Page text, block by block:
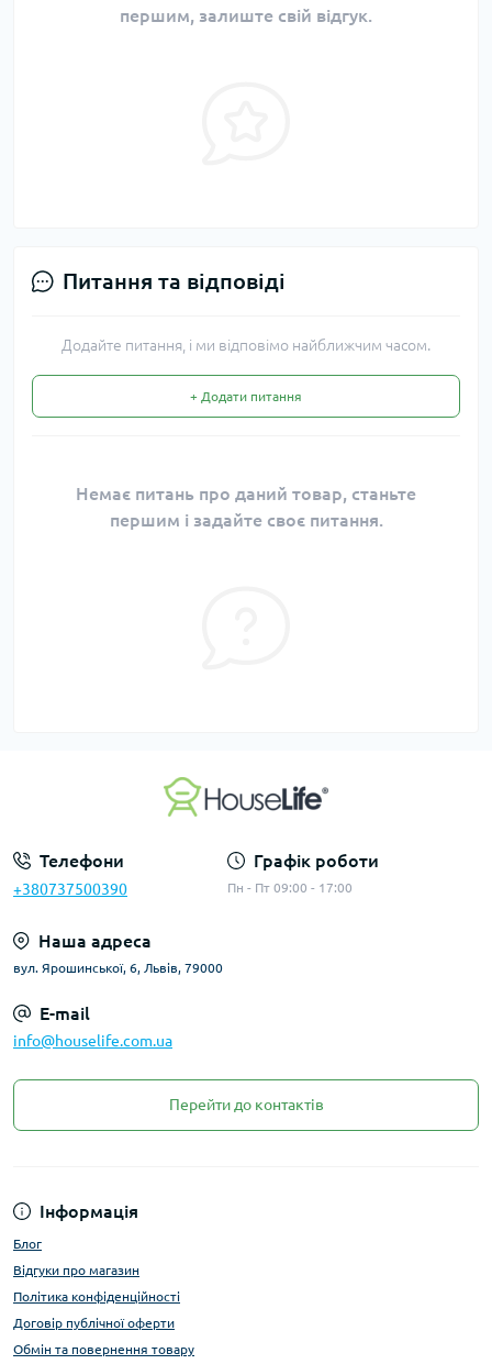
першим, залиште свій відгук.
Питання та відповіді
Додайте питання, і ми відповімо найближчим часом.
+ Додати питання
Немає питань про даний товар, станьте
першим і задайте своє питання.
Телефони
+380737500390
Графік роботи
Пн - Пт 09:00 - 17:00
Наша адреса
вул. Ярошинської, 6, Львів, 79000
E-mail
info@houselife.com.ua
Перейти до контактів
Інформація
Блог
Відгуки про магазин
Політика конфіденційності
Договір публічної оферти
Обмін та повернення товару